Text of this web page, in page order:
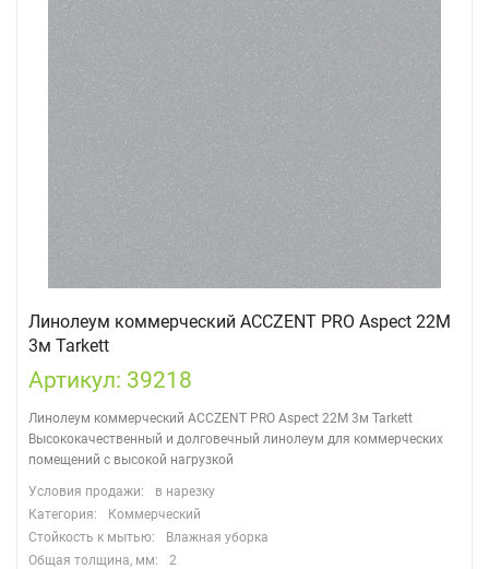
Линолеум коммерческий ACCZENT PRO Aspect 22M
3м Tarkett
Артикул: 39218
Линолеум коммерческий ACCZENT PRO Aspect 22M 3м Tarkett
Высококачественный и долговечный линолеум для коммерческих
помещений с высокой нагрузкой
Условия продажи:
в нарезку
Категория:
Коммерческий
Стойкость к мытью:
Влажная уборка
Общая толщина, мм:
2